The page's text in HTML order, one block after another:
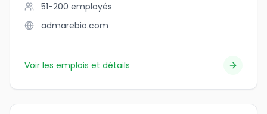
51-200 employés
admarebio.com
Voir les emplois et détails